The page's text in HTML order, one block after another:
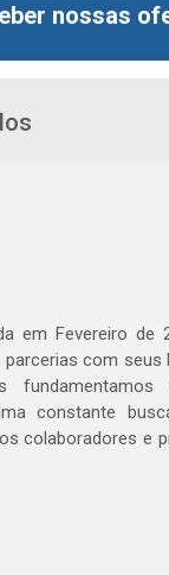
nossas
em Fevereiro de
com seus
constante
colaboradores e